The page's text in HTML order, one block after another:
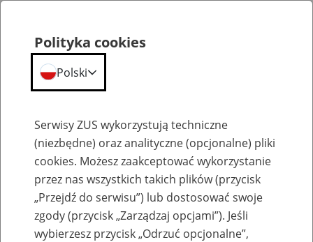
Rozliczenia na koncie płatnika
Polityka cookies
Polski
Serwisy ZUS wykorzystują techniczne
(niezbędne) oraz analityczne (opcjonalne) pliki
cookies. Możesz zaakceptować wykorzystanie
przez nas wszystkich takich plików (przycisk
„Przejdź do serwisu”) lub dostosować swoje
zgody (przycisk „Zarządzaj opcjami”). Jeśli
wybierzesz przycisk „Odrzuć opcjonalne”,